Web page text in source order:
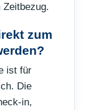
Zeitbezug.
zum
ist für
Die
in,